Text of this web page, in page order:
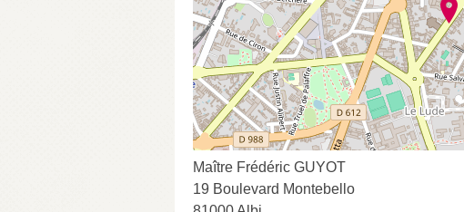
Maître Frédéric GUYOT
19 Boulevard Montebello